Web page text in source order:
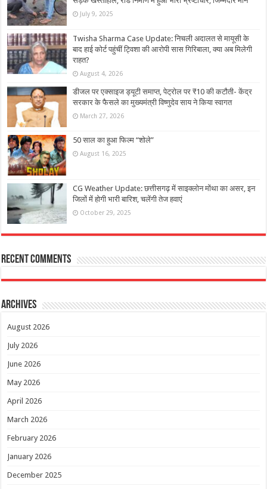
July 9, 2025
Twisha Sharma Case Update: निचली अदालत से मायूसी के
बाद हाई कोर्ट पहुंचीं ट्विशा की आरोपी सास गिरिबाला, क्या अब मिलेगी
राहत?
August 4, 2026
डीजल पर एक्साइज ड्यूटी समाप्त, पेट्रोल पर ₹10 की कटौती- केंद्र
सरकार के फैसले का मुख्यमंत्री विष्णुदेव साय ने किया स्वागत
March 27, 2026
50 साल का हुआ फिल्म “शोले”
August 16, 2025
CG Weather Update: छत्तीसगढ़ में साइक्लोन मोंथा का असर, इन
जिलों में होगी भारी बारिश, चलेंगी तेज हवाएं
October 29, 2025
Recent Comments
Archives
August 2026
July 2026
June 2026
May 2026
April 2026
March 2026
February 2026
January 2026
December 2025